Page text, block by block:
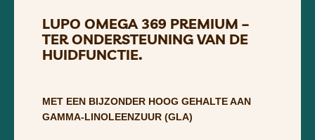
LUPO OMEGA 369 PREMIUM –
TER ONDERSTEUNING VAN DE
HUIDFUNCTIE.
MET EEN BIJZONDER HOOG GEHALTE AAN
GAMMA-LINOLEENZUUR (GLA)